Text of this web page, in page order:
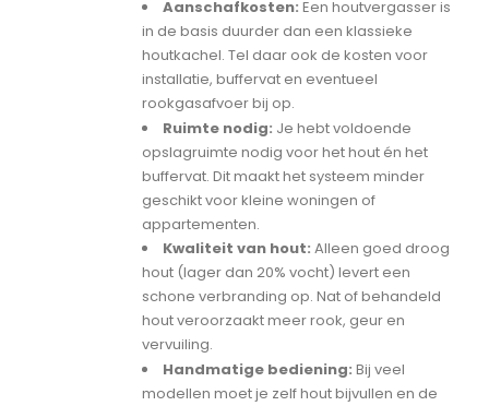
Aanschafkosten: Een houtvergasser is
in de basis duurder dan een klassieke
houtkachel. Tel daar ook de kosten voor
installatie, buffervat en eventueel
rookgasafvoer bij op.
Ruimte nodig: Je hebt voldoende
opslagruimte nodig voor het hout én het
buffervat. Dit maakt het systeem minder
geschikt voor kleine woningen of
appartementen.
Kwaliteit van hout: Alleen goed droog
hout (lager dan 20% vocht) levert een
schone verbranding op. Nat of behandeld
hout veroorzaakt meer rook, geur en
vervuiling.
Handmatige bediening: Bij veel
modellen moet je zelf hout bijvullen en de